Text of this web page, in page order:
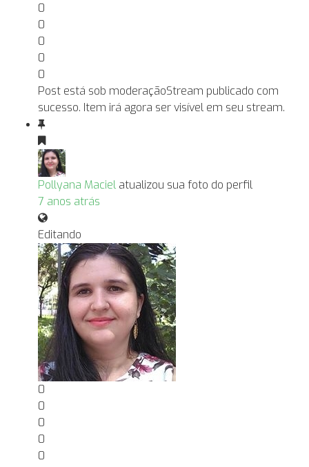
0
0
0
0
0
Post está sob moderaçãoStream publicado com
sucesso. Item irá agora ser visível em seu stream.
Pollyana Maciel atualizou sua foto do perfil
7 anos atrás
Editando
0
0
0
0
0